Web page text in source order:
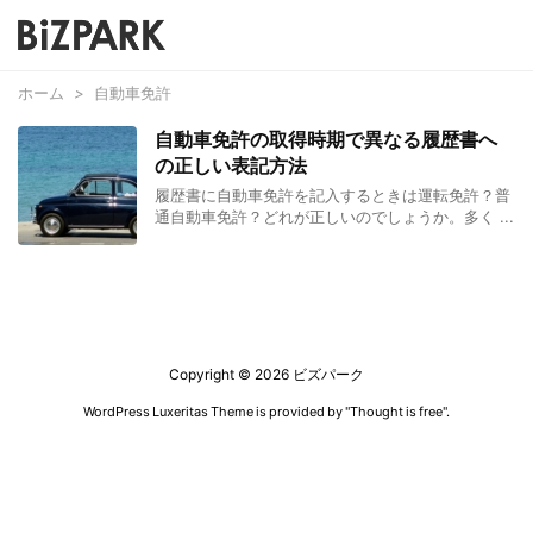
ホーム > 自動車免許
自動車免許の取得時期で異なる履歴書へ
の正しい表記方法
履歴書に自動車免許を記入するときは運転免許？普
通自動車免許？どれが正しいのでしょうか。多く ...
Copyright © 2026 ビズパーク
WordPress Luxeritas Theme is provided by "Thought is free".